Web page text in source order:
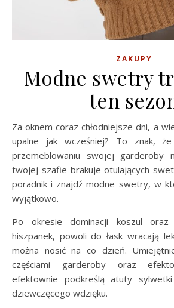
ZAKUPY
Modne swetry
ten
Za oknem coraz chłodniejsze dni, a wieczory nie są już tak
upalne jak wcześniej? To znak,
przemeblowaniu swojej garderoby
twojej szafie brakuje otulających
poradnik i znajdź modne swetry, w
wyjątkowo.
Po okresie dominacji koszul oraz
hiszpanek, powoli do łask wracają
można nosić na co dzień.
częściami garderoby oraz
efektownie podkreślą atuty
dziewczęcego wdzięku.